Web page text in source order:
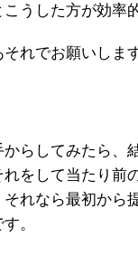
こうした方が効率
それでお願いしま
らしてみたら、
をして当たり前
それなら最初から
。